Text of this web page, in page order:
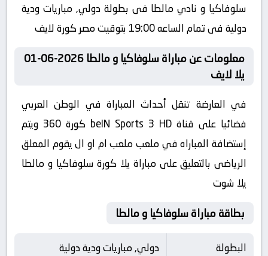
سلوفاكيا و نادي مالطا فى بطولة دولي, مباريات ودية
دولية فى تمام الساعه 19:00 بتوقيت مصر كورة لايف
معلومات عن مباراة سلوفاكيا و مالطا 2026-06-01
يلا لايف
في العارضة تنقل أحداث المباراة في الوطن العربي
فضائيا على قناة beIN Sports 3 HD كورة 360 ويتم
إستضافة المباراه في ملعب ملعب ام او ال يقوم المعلق
الرياضى بالتعليق على مباراة يلا كورة سلوفاكيا و مالطا
يلا شوت
بطاقة مباراة سلوفاكيا و مالطا
البطولة
دولي, مباريات ودية دولية